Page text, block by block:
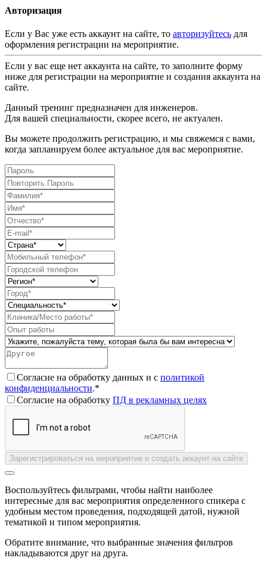
Авторизация
Если у Вас уже есть аккаунт на сайте, то авторизуйтесь для
оформления регистрации на мероприятие.
Если у вас еще нет аккаунта на сайте, то заполните форму
ниже для регистрации на мероприятие и создания аккаунта на
сайте.
Данный тренинг предназначен для инженеров.
Для вашей специальности, скорее всего, не актуален.
Вы можете продолжить регистрацию, и мы свяжемся с вами,
когда запланируем более актуальное для вас мероприятие.
Согласие на обработку данных и с политикой
конфиденциальности.*
Согласие на обработку ПД в рекламных целях
Зарегистрироваться на мероприятие и создать аккаунт на сайте
Воспользуйтесь фильтрами, чтобы найти наиболее
интересные для вас мероприятия определенного спикера с
удобным местом проведения, подходящей датой, нужной
тематикой и типом мероприятия.
Обратите внимание, что выбранные значения фильтров
накладываются друг на друга.